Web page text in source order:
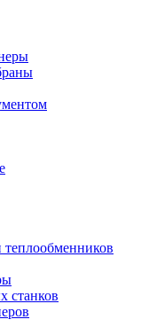
теплообменников
станков